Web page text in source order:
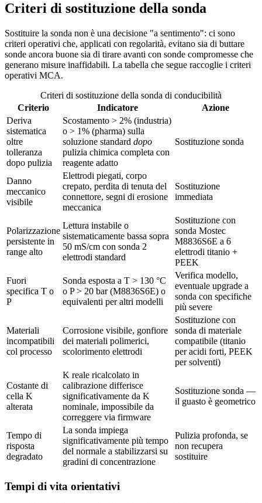
Criteri di sostituzione della sonda
Sostituire la sonda non è una decisione "a sentimento": ci sono
criteri operativi che, applicati con regolarità, evitano sia di buttare
sonde ancora buone sia di tirare avanti con sonde compromesse che
generano misure inaffidabili. La tabella che segue raccoglie i criteri
operativi MCA.
Criteri di sostituzione della sonda di conducibilità
Criterio
Indicatore
Azione
Deriva
sistematica
oltre
tolleranza
dopo pulizia
Scostamento > 2% (industria)
o > 1% (pharma) sulla
soluzione standard dopo
pulizia chimica completa con
reagente adatto
Sostituzione sonda
Danno
meccanico
visibile
Elettrodi piegati, corpo
crepato, perdita di tenuta del
connettore, segni di erosione
meccanica
Sostituzione
immediata
Polarizzazione
persistente in
range alto
Lettura instabile o
sistematicamente bassa sopra
50 mS/cm con sonda 2
elettrodi standard
Sostituzione con
sonda Mostec
M8836S6E a 6
elettrodi titanio +
PEEK
Fuori
specifica T o
P
Sonda esposta a T > 130 °C
o P > 20 bar (M8836S6E) o
equivalenti per altri modelli
Verifica modello,
eventuale upgrade a
sonda con specifiche
più severe
Materiali
incompatibili
col processo
Corrosione visibile, gonfiore
dei materiali polimerici,
scolorimento elettrodi
Sostituzione con
sonda di materiale
compatibile (titanio
per acidi forti, PEEK
per solventi)
Costante di
cella K
alterata
K reale ricalcolato in
calibrazione differisce
significativamente da K
nominale, impossibile da
correggere via firmware
Sostituzione sonda —
il guasto è geometrico
Tempo di
risposta
degradato
La sonda impiega
significativamente più tempo
del normale a stabilizzarsi su
gradini di concentrazione
Pulizia profonda, se
non recupera
sostituire
Tempi di vita orientativi